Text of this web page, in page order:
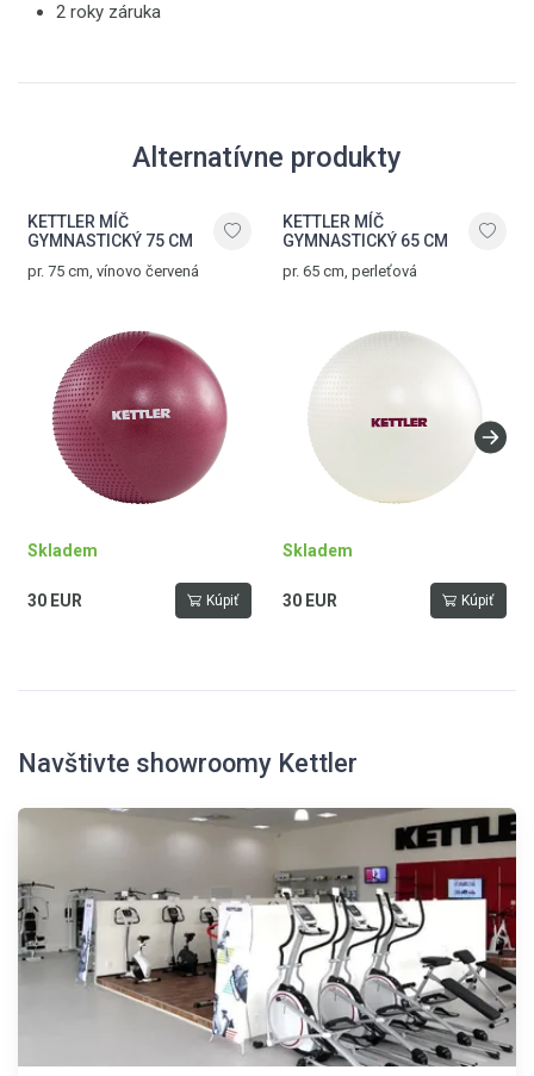
2 roky záruka
Alternatívne produkty
KETTLER MÍČ
GYMNASTICKÝ 75 CM
pr. 75 cm, vínovo červená
Skladem
30 EUR Kúpiť
KETTLER MÍČ
GYMNASTICKÝ 65 CM
pr. 65 cm, perleťová
Skladem
30 EUR Kúpiť
Navštivte showroomy Kettler